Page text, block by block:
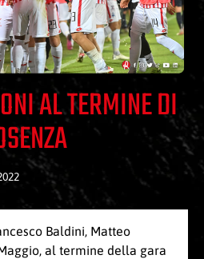
AL TERMINE DI
Baldini, Matteo
al termine della gara